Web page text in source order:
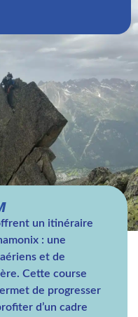
un itinéraire
: une
et de
Cette course
de progresser
d’un cadre